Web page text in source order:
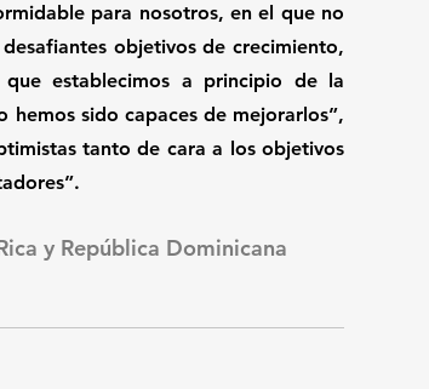
para nosotros, en el que no
objetivos de crecimiento,
establecimos a principio de la
hemos sido capaces de mejorarlos”,
tanto de cara a los objetivos
y República Dominicana